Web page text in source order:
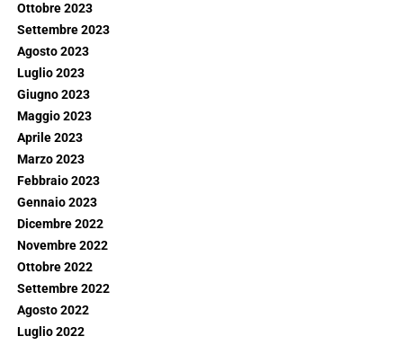
Ottobre 2023
Settembre 2023
Agosto 2023
Luglio 2023
Giugno 2023
Maggio 2023
Aprile 2023
Marzo 2023
Febbraio 2023
Gennaio 2023
Dicembre 2022
Novembre 2022
Ottobre 2022
Settembre 2022
Agosto 2022
Luglio 2022